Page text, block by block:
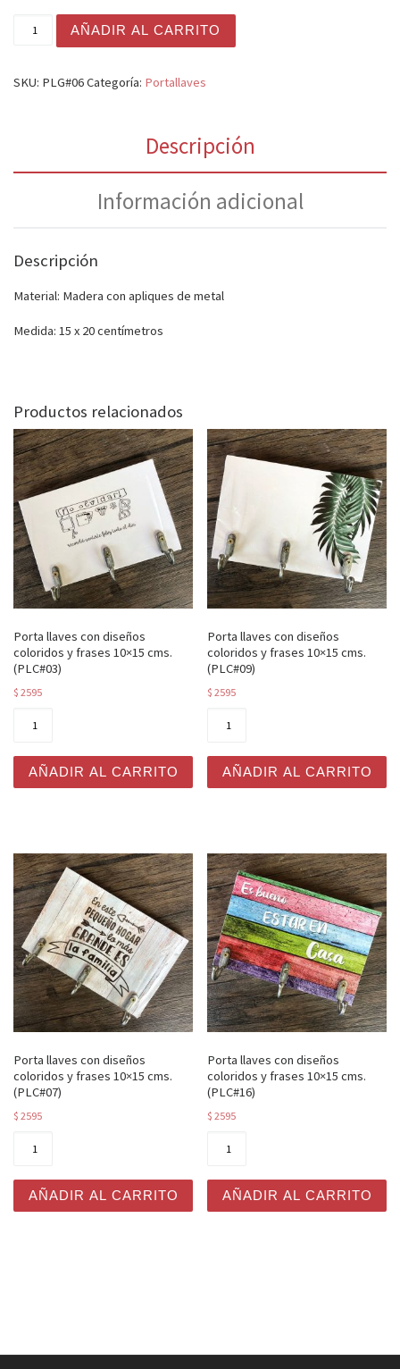
Porta llaves con diseños coloridos 15x20 cms.
AÑADIR AL CARRITO
SKU: PLG#06Categoría: Portallaves
Descripción
Información adicional
Descripción
Material: Madera con apliques de metal
Medida: 15 x 20 centímetros
Productos relacionados
Porta llaves con diseños
coloridos y frases 10×15 cms.
(PLC#03)
$ 2595
AÑADIR AL CARRITO
Porta llaves con diseños
coloridos y frases 10×15 cms.
(PLC#09)
$ 2595
AÑADIR AL CARRITO
Porta llaves con diseños
coloridos y frases 10×15 cms.
(PLC#07)
$ 2595
AÑADIR AL CARRITO
Porta llaves con diseños
coloridos y frases 10×15 cms.
(PLC#16)
$ 2595
AÑADIR AL CARRITO